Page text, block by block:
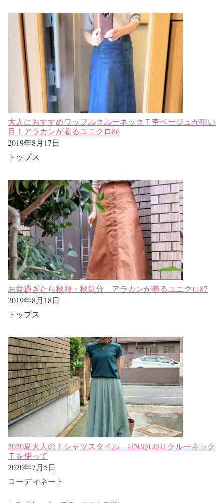
大人におすすめワッフルクルーネックＴ杢ベージュが狙い
目！アラカンが着るユニクロ86
2019年8月17日
トップス
お盆過ぎたら秋服・秋気分 アラカンが着るユニクロ87
2019年8月18日
トップス
2020夏大人のＴシャツスタイル UNIQLOＵクルーネック
Ｔを使って
2020年7月5日
コーディネート